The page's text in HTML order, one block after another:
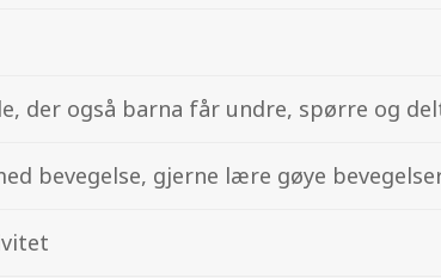
der også barna får undre, spørre og
bevegelse, gjerne lære gøye